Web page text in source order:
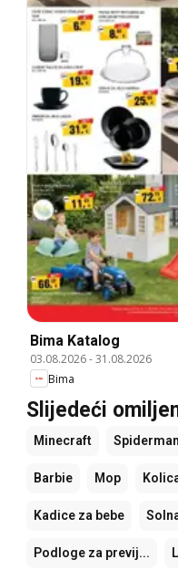
Bima Katalog
03.08.2026-31.08.2026
Bima
Slijedeći
Minecraft Spiderman
Barbie Mop
Kadice za bebe
Podloge za previj...